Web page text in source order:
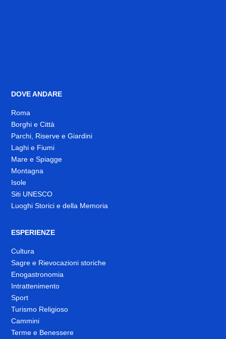
DOVE ANDARE
Roma
Borghi e Città
Parchi, Riserve e Giardini
Laghi e Fiumi
Mare e Spiagge
Montagna
Isole
Siti UNESCO
Luoghi Storici e della Memoria
ESPERIENZE
Cultura
Sagre e Rievocazioni storiche
Enogastronomia
Intrattenimento
Sport
Turismo Religioso
Cammini
Terme e Benessere